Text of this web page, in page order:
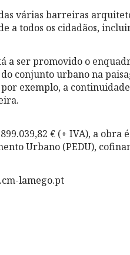
várias barreiras
a todos os cidadãos,
a ser promovido o
conjunto urbano na
exemplo, a
€ (+ IVA), a
Urbano (PEDU),
lamego.pt